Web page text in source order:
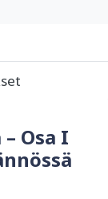
Osa I